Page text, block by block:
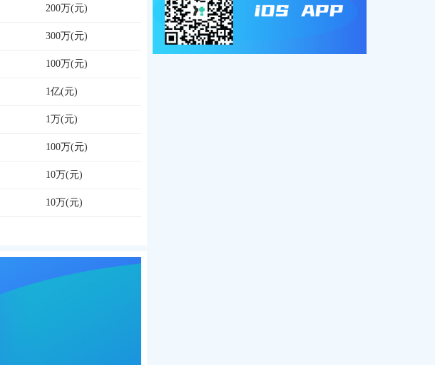
200万(元)
300万(元)
100万(元)
1亿(元)
1万(元)
100万(元)
10万(元)
10万(元)